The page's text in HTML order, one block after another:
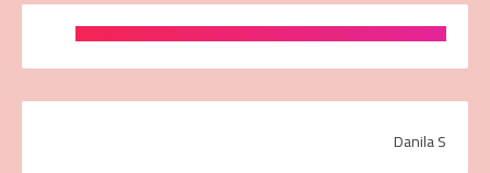
Danila S